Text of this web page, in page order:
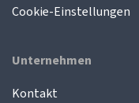
Cookie-Einstellungen
Unternehmen
Kontakt